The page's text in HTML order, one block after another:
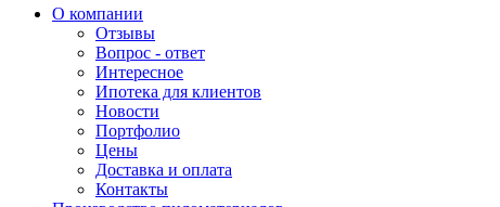
О компании
Отзывы
Вопрос - ответ
Интересное
Ипотека для клиентов
Новости
Портфолио
Цены
Доставка и оплата
Контакты